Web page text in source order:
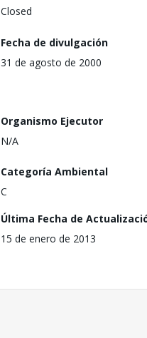
Closed
Fecha de divulgación
31 de agosto de 2000
Organismo Ejecutor
N/A
Categoría Ambiental
C
Última Fecha de
15 de enero de 2013